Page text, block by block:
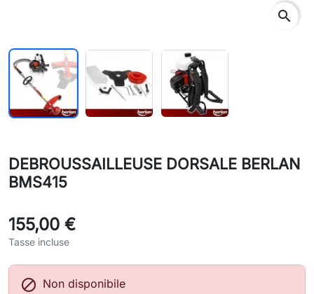
search
DEBROUSSAILLEUSE DORSALE BERLAN
BMS415
155,00 €
Tasse incluse
 Non disponibile